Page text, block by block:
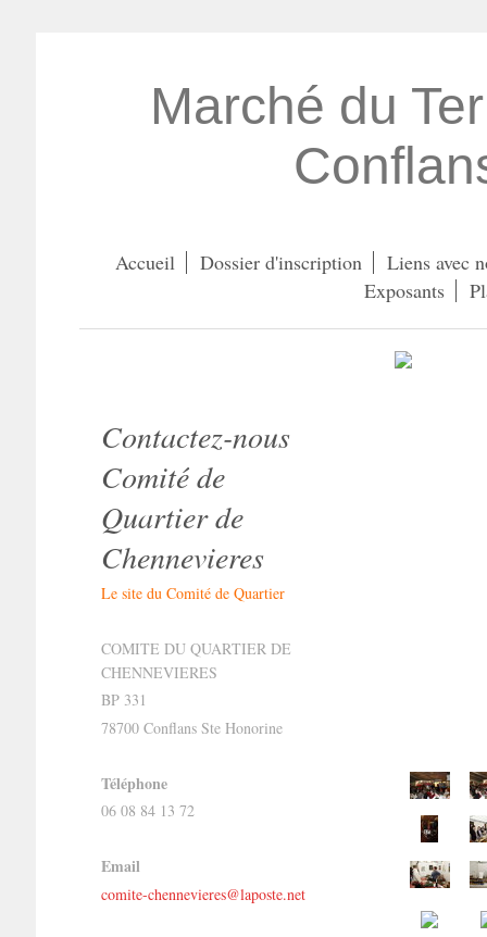
Marché du
Accueil Dossier d'inscription
Liens avec
Exposants
Contactez-nous
Comité de
Quartier de
Chennevieres
Le site du Comité de Quartier
COMITE DU QUARTIER DE
CHENNEVIERES
BP 331
78700 Conflans Ste Honorine
Téléphone
06 08 84 13 72
Email
comite-chennevieres@laposte.net